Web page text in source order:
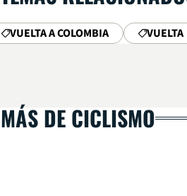
VUELTA A COLOMBIA VUELTA
MÁS DE CICLISMO